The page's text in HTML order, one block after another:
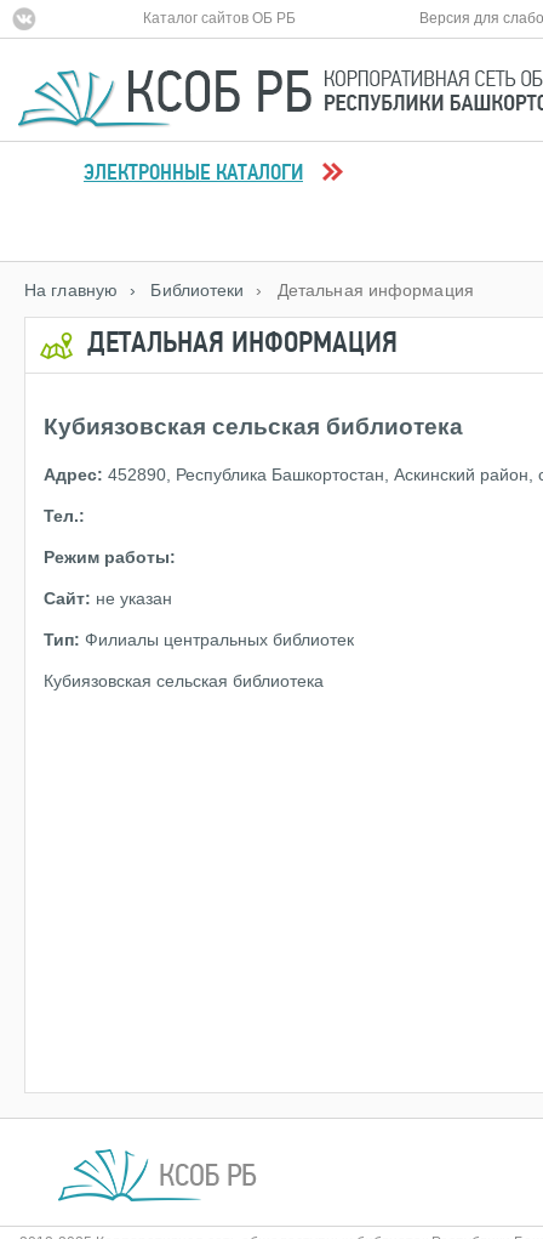
Каталог сайтов ОБ РБ Версия для
ЭЛЕКТРОННЫЕ КАТАЛОГИ
На главную › Библиотеки › Детальная информация
ДЕТАЛЬНАЯ ИНФОРМАЦИЯ
Кубиязовская сельская библиотека
Адрес: 452890, Республика Башкортостан, Аскинский
Тел.:
Режим работы:
Сайт: не указан
Тип: Филиалы центральных библиотек
Кубиязовская сельская библиотека